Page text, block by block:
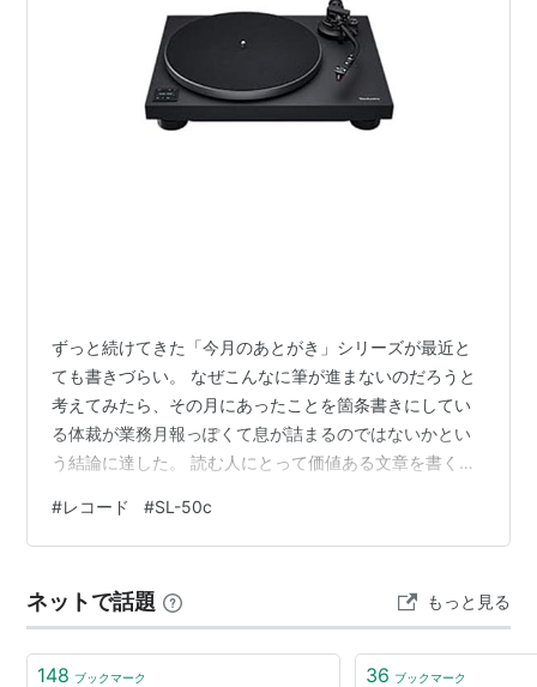
ずっと続けてきた「今月のあとがき」シリーズが最近と
ても書きづらい。 なぜこんなに筆が進まないのだろうと
考えてみたら、その月にあったことを箇条書きにしてい
る体裁が業務月報っぽくて息が詰まるのではないかとい
う結論に達した。 読む人にとって価値ある文章を書くに
いしはふたつくらいの事柄に絞って書くのが良いだろ
う。仕事じゃないんだし。 そんな訳で、今月はBruno
ルで聴きたい音、最近のお気に入りはBruno Major そも
そもヴァイナルを買いたくなる音源とはどんなものか ア
ナログの魅力とは「一期…
#レコード #SL-50c
ネットで話題 もっと見る
148 ブックマーク 36 ブックマーク